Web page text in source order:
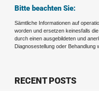
Bitte beachten Sie:
Sämtliche Informationen auf
worden und ersetzen keinesfalls
durch einen ausgebildeten und
Diagnosestellung oder Behandlung
RECENT POSTS